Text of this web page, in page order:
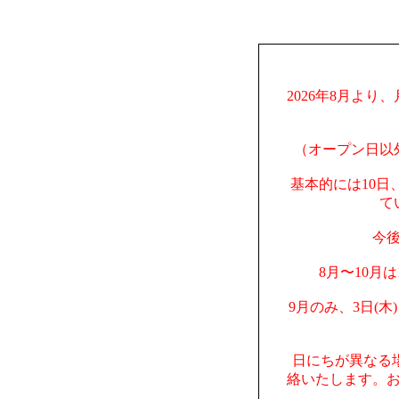
2026年8月より
（オープン日
基本的には10日
て
今
8月〜10月
9月のみ、3日(木
日にちが異なる
絡いたします。